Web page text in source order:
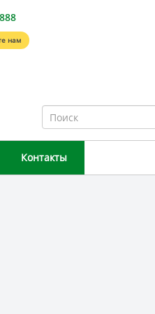
нам
Контакты